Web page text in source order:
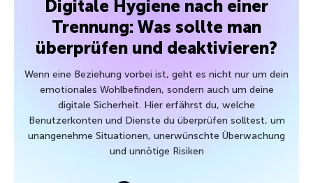
Digitale Hygiene nach einer
Trennung: Was sollte man
überprüfen und deaktivieren?
Wenn eine Beziehung vorbei ist, geht es nicht nur um dein
emotionales Wohlbefinden, sondern auch um deine
digitale Sicherheit. Hier erfährst du, welche
Benutzerkonten und Dienste du überprüfen solltest, um
unangenehme Situationen, unerwünschte Überwachung
und unnötige Risiken